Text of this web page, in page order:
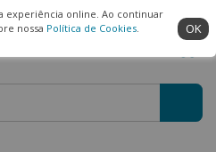
experiência online. Ao continuar
nossa Política de Cookies. OK
Ambiente Seguro